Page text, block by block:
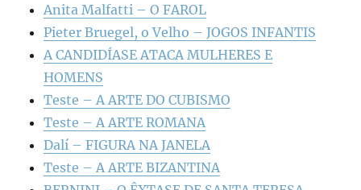
Anita Malfatti – O FAROL
Pieter Bruegel, o Velho – JOGOS INFANTIS
A CANDIDÍASE ATACA MULHERES E
HOMENS
Teste – A ARTE DO CUBISMO
Teste – A ARTE ROMANA
Dalí – FIGURA NA JANELA
Teste – A ARTE BIZANTINA